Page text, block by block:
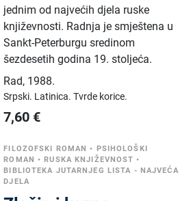
jednim od najvećih djela ruske
književnosti. Radnja je smještena u
Sankt-Peterburgu sredinom
šezdesetih godina 19. stoljeća.
Rad, 1988.
Srpski. Latinica.Tvrde korice.
7,60 €
FILOZOFSKI ROMAN • PSIHOLOŠKI
ROMAN •RUSKA KNJIŽEVNOST •
BIBLIOTEKA JUTARNJEG LISTA - NAJVEĆA
DJELA